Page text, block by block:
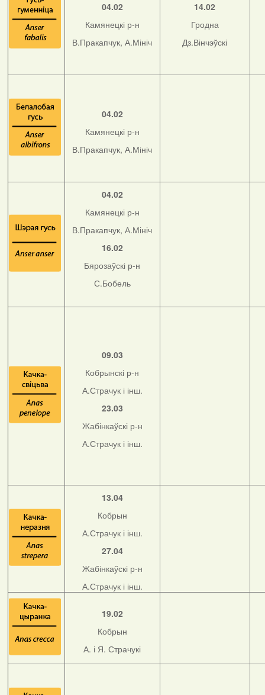
04.02
Камянецкі р-н
В.Пракапчук, А.Мініч
14.02
Гродна
Дз.Вінчэўскі
04.02
Камянецкі р-н
В.Пракапчук, А.Мініч
04.02
Камянецкі р-н
В.Пракапчук, А.Мініч
16.02
Бярозаўскі р-н
С.Бобель
09.03
Кобрынскі р-н
А.Страчук і інш.
23.03
Жабінкаўскі р-н
А.Страчук і інш.
13.04
Кобрын
А.Страчук і інш.
27.04
Жабінкаўскі р-н
А.Страчук і інш.
19.02
Кобрын
А. і Я. Страчукі